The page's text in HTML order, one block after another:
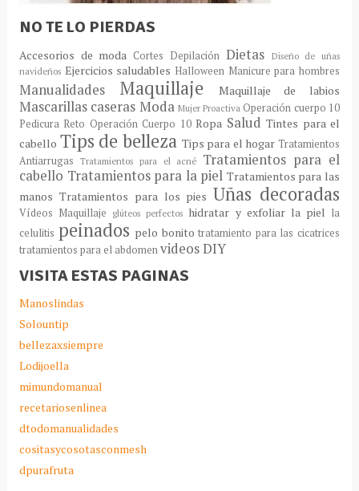
NO TE LO PIERDAS
Accesorios de moda Cortes Depilación Dietas
Diseño de uñas
navideños Ejercicios saludables Halloween Manicure para hombres
Manualidades Maquillaje Maquillaje de labios
Mascarillas caseras Moda Mujer Proactiva Operación cuerpo 10
Pedicura Reto Operación Cuerpo 10 Ropa Salud Tintes para el
cabello Tips de belleza Tips para el hogar Tratamientos
Antiarrugas Tratamientos para el acné Tratamientos para el
cabello Tratamientos para la piel Tratamientos para las
manos Tratamientos para los pies Uñas decoradas
Vídeos Maquillaje glúteos perfectos hidratar y exfoliar la piel la
celulitis peinados pelo bonito tratamiento para las cicatrices
tratamientos para el abdomenvideos DIY
VISITA ESTAS PAGINAS
Manoslindas
Solountip
bellezaxsiempre
Lodijoella
mimundomanual
recetariosenlinea
dtodomanualidades
cositasycosotasconmesh
dpurafruta